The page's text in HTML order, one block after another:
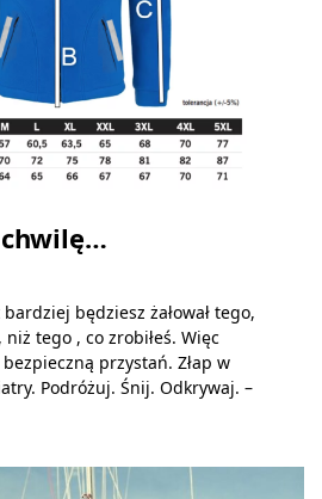
będziesz żałował tego,
niż tego , co zrobiłeś. Więc
przystań. Złap w
Podróżuj. Śnij. Odkrywaj. –